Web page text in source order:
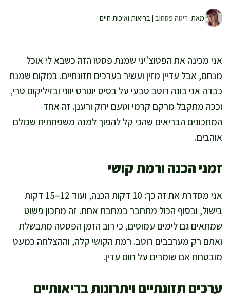
מאת: ריטה פסחוב | בריאות ואיכות חיים
אני מכינה את הפטוצ'יני שמנת פסטו הזה כשבא לי אוכל
מנחם, אבל עדיין מזין ועשיר בערכים תזונתיים. במקום שמנת
כבדה אני בונה רוטב טבעי על בסיס יוגורט יווני ובזיליקום טרי,
וככה מתקבל מרקם קרמי וטעם ירוק ורענן. זה אחד
המתכונים הבריאים שהכי קל להפוך למנה משפחתית שכולם
אוהבים.
זמני הכנה ורמת קושי
אני מסדרת את זה כך: 10 דקות הכנה, ועוד 12–15 דקות
בישול, ובסוף הכול מתחבר במחבת אחת. זה מתכון פשוט
שמתאים גם לימים עמוסים, כי רוב הזמן הפסטה מתבשלת
ואתם רק מערבבים רוטב. רמת הקושי קלה, וההצלחה כמעט
מובטחת אם שומרים על חום עדין.
ערכים תזונתיים ויתרונות בריאותיים